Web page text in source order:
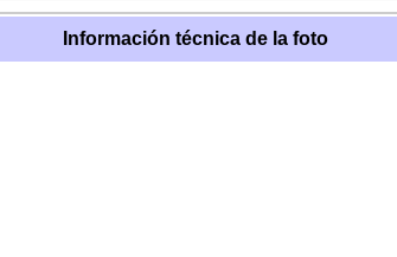
Información técnica de la foto